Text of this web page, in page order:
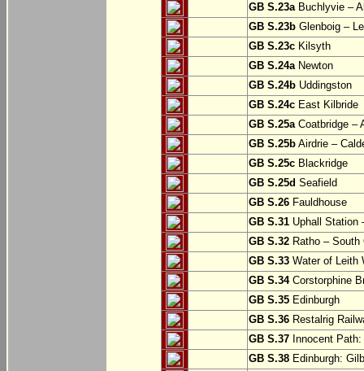
GB S.23aBuchlyvie –
GB S.23b Glenboig –
GB S.23c Kilsyth
GB S.24aNewton
GB S.24b Uddingston
GB S.24c East Kilbride
GB S.25aCoatbridge –
GB S.25b Airdrie –
GB S.25c Blackridge
GB S.25d Seafield
GB S.26 Fauldhouse
GB S.31 Uphall Station
GB S.32 Ratho – South
GB S.33 Water of Leith
GB S.34Corstorphine
GB S.35 Edinburgh
GB S.36 Restalrig
GB S.37 Innocent
GB S.38 Edinburgh: